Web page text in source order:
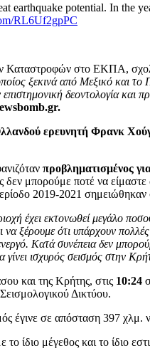
earthquake potential. In the
RL6Uf2gpPC
Καταστροφών στο ΕΚΠΑ,
ξεκινά από Μεξικό και
δεοντολογία και
ερευνητή Φρανκ
προβληματισμένος
μπορούμε ποτέ να είμαστε
2019-2021
έχει εκτονωθεί μεγάλο
ξέρουμε ότι υπάρχουν
Κατά συνέπεια δεν
ισχυρός σεισμός στην
και της Κρήτης, στις 10:24
Δικτύου.
έγινε σε απόσταση 397 χλμ.
ίδιο μέγεθος και το ίδιο